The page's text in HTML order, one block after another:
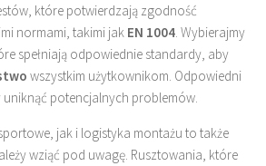
które potwierdzają zgodność
normami, takimi jak EN 1004. Wybierajmy
spełniają odpowiednie standardy, aby
wszystkim użytkownikom. Odpowiedni
potencjalnych problemów.
jak i logistyka montażu to także
wziąć pod uwagę. Rusztowania, które